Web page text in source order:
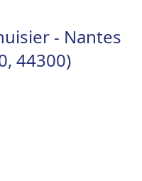
- Nantes
44300)